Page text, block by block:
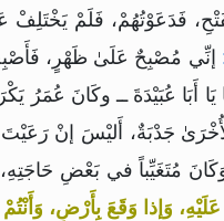
فَدَعَوْتُهُمْ، فَلَمْ يَخْتَلِفْ
إنِّي مُصْبِحٌ عَلَىٰ ظَهْرٍ،
يَا أَبَا عُبَيْدَةَ ــ وكَانَ عُمَرُ
جَدْبَةٌ، أَليْسَ إنْ رَعَيْتَ
مُتَغَيِّباً في بَعْضِ حَاجَتِهِ،
عَلَيْهِ، وَإذا وَقَعَ بِأَرْضٍ،